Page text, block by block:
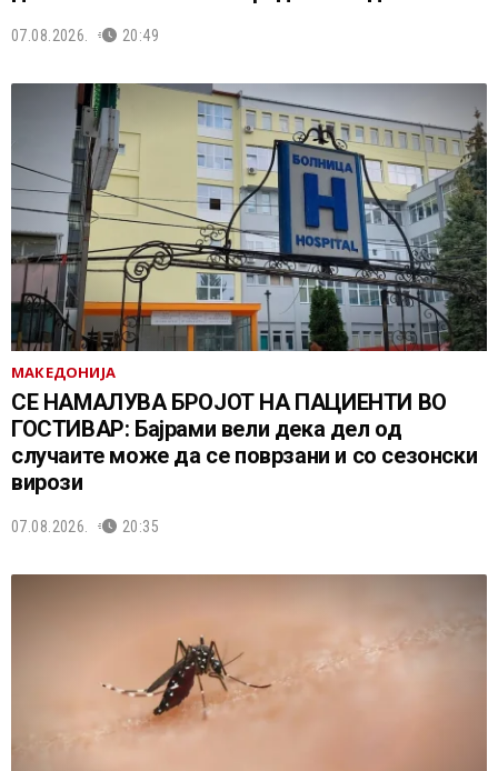
07.08.2026. 20:49
МАКЕДОНИЈА
СЕ НАМАЛУВА БРОЈОТ НА ПАЦИЕНТИ ВО
ГОСТИВАР: Бајрами вели дека дел од
случаите може да се поврзани и со сезонски
вирози
07.08.2026. 20:35